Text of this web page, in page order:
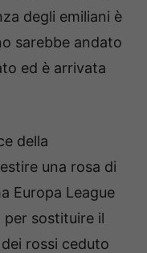
degli emiliani è
sarebbe andato
ed è arrivata
della
una rosa di
Europa League
sostituire il
rossi ceduto